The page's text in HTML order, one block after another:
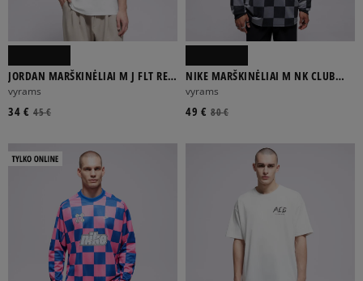
JORDAN MARŠKINĖLIAI M J FLT REIS
FEAR SS CREW
vyrams
45 €
34 €
NIKE MARŠKINĖLIAI M NK CLUB
vyrams
80 €
49 €